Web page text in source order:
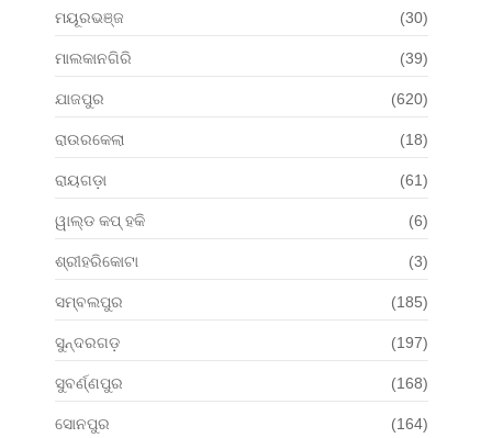
ମୟୂରଭଞ୍ଜ (30)
ମାଲକାନଗିରି (39)
ଯାଜପୁର (620)
ରାଉରକେଲା (18)
ରାୟଗଡ଼ା (61)
ୱାଲ୍ଡ କପ୍ ହକି (6)
ଶ୍ରୀହରିକୋଟା (3)
ସମ୍ବଲପୁର (185)
ସୁନ୍ଦରଗଡ଼ (197)
ସୁବର୍ଣ୍ଣପୁର (168)
ସୋନପୁର (164)